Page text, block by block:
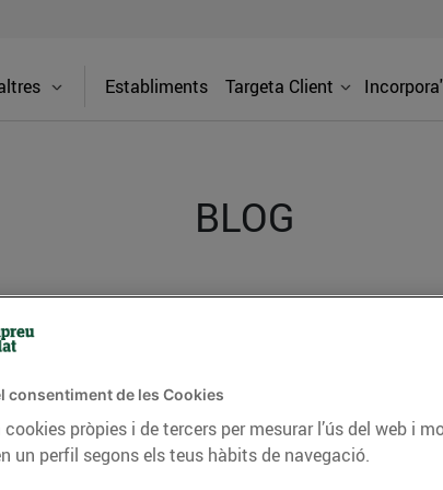
Establiments Targeta Client
BLOG
consells nutricionals, informació
CONSELLS I HÀBITS SALUDABLES ENERGIA
consentiment de les Cookies
pròpies i de tercers per mesurar l’ús del web i
un perfil segons els teus hàbits de navegació.